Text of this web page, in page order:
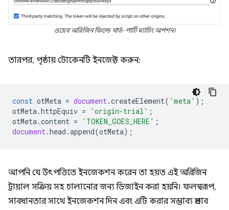
ওয়েব অরিজিন ফিল্ডে থার্ড-পার্টি ম্যাচিং অপশন।
তারপর, পৃষ্ঠায় টোকেনটি ইনজেক্ট করুন:
const otMeta = document.createElement( 'meta' );
otMeta.httpEquiv = 'origin-trial' ;
otMeta.content = 'TOKEN_GOES_HERE' ;
document.head .append(otMeta);
আপনি যে উৎপত্তিতে ইনজেকশন করেন তা হয়ত এই অরিজিন
ট্রায়াল সক্রিয় সহ চালানোর জন্য ডিজাইন করা হয়নি। ফলস্বরূপ,
সাবধানতার সাথে ইনজেকশন দিন এবং এটি করার সম্ভাব্য প্রভাব